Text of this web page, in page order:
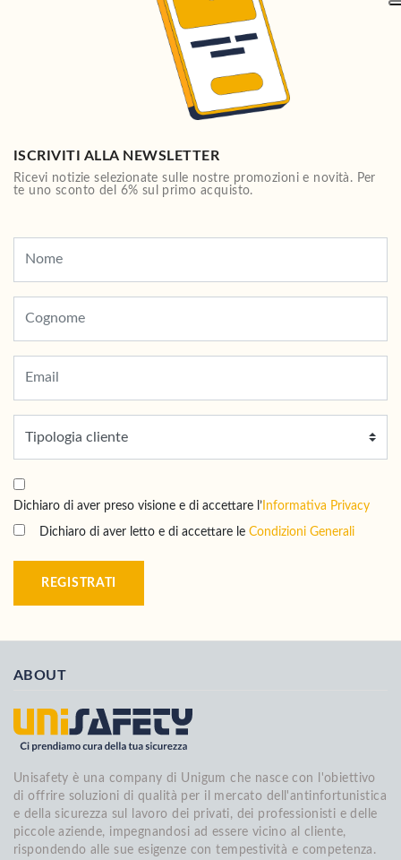
ISCRIVITI ALLA NEWSLETTER
Ricevi notizie selezionate sulle nostre promozioni e novità. Per
te uno sconto del 6% sul primo acquisto.
Dichiaro di aver preso visione e di accettare l’ Informativa Privacy
Dichiaro di aver letto e di accettare le Condizioni Generali
REGISTRATI
ABOUT
Unisafety è una company di Unigum che nasce con l'obiettivo
di offrire soluzioni di qualità per il mercato dell'antinfortunistica
e della sicurezza sul lavoro dei privati, dei professionisti e delle
piccole aziende, impegnandosi ad essere vicino al cliente,
rispondendo alle sue esigenze con tempestività e competenza.